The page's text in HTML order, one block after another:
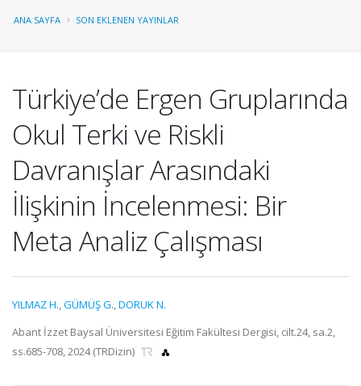
ANA SAYFA SON EKLENEN YAYINLAR
Türkiye’de Ergen Gruplarında
Okul Terki ve Riskli
Davranışlar Arasındaki
İlişkinin İncelenmesi: Bir
Meta Analiz Çalışması
YILMAZ H.,GÜMÜŞ G.,DORUK N.
Abant İzzet Baysal Üniversitesi Eğitim Fakültesi Dergisi, cilt.24, sa.2,
ss.685-708, 2024 (TRDizin)